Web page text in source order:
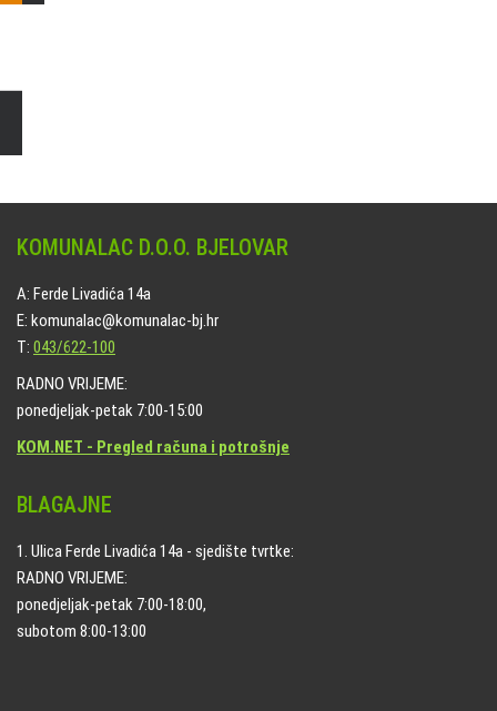
KOMUNALAC D.O.O. BJELOVAR
A: Ferde Livadića 14a
E: komunalac@komunalac-bj.hr
T: 043/622-100
RADNO VRIJEME:
ponedjeljak-petak 7:00-15:00
KOM.NET - Pregled računa i potrošnje
BLAGAJNE
1. Ulica Ferde Livadića 14a - sjedište tvrtke:
RADNO VRIJEME:
ponedjeljak-petak 7:00-18:00,
subotom 8:00-13:00